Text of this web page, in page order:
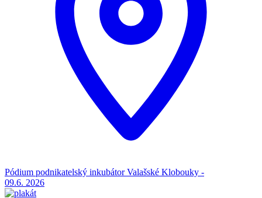
Pódium podnikatelský inkubátor Valašské Klobouky -
09.6. 2026